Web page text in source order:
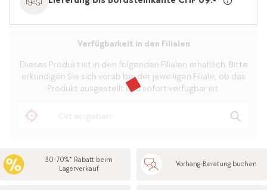
Verfügbarkeit in den Filialen
Dieses Produkt ist in den folgenden Filialen erhältlich. Bitte
erkundigen Sie sich vorab bei der jeweiligen Filiale, ob das
Produkt ausgestellt und sofort verfügbar ist.
30-70%* Rabatt beim
Lagerverkauf
Vorhang-Beratung buchen